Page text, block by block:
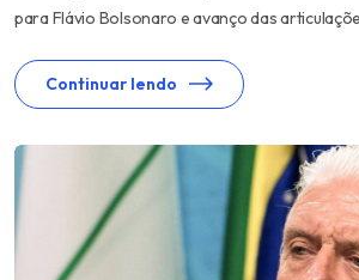
para Flávio Bolsonaro e avanço das
Continuar lendo